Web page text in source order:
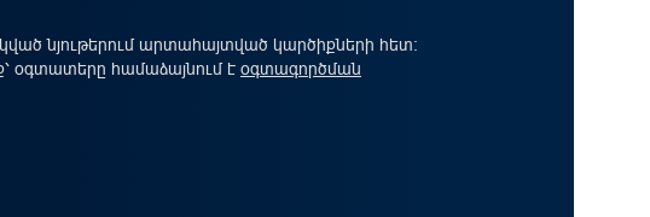
նյութերում արտահայտված կարծիքների հետ:
օգտատերը համաձայնում է օգտագործման